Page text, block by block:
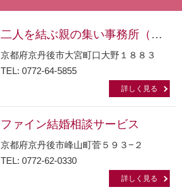
二人を結ぶ親の集い事務所（ＮＰＯ法人）
京都府京丹後市大宮町口大野１８８３
TEL: 0772-64-5855
詳しく見る
ファイン結婚相談サービス
京都府京丹後市峰山町菅５９３−２
TEL: 0772-62-0330
詳しく見る